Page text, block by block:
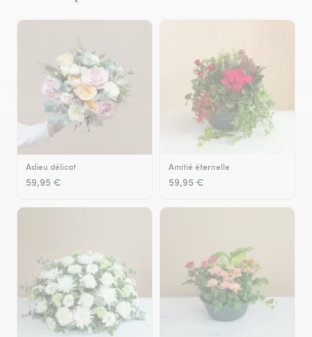
Adieu délicat
59,95 €
Amitié éternelle
59,95 €